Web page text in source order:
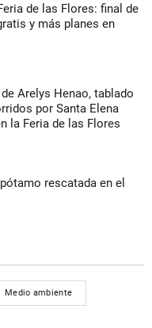
de las Flores: final de
y más planes en
Arelys Henao, tablado
por Santa Elena
la Feria de las Flores
rescatada en el
Medio ambiente